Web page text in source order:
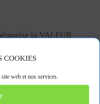
COOKIES
web et nos services.
la VALEUR
ou l´imprimer, que